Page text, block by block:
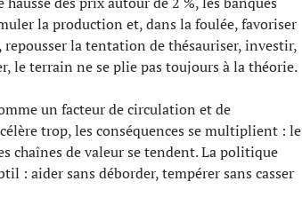
la production et, dans la foulée, favoriser
repousser la tentation de thésauriser, investir,
le terrain ne se plie pas toujours à la théorie.
un facteur de circulation et de
trop, les conséquences se multiplient : le
chaînes de valeur se tendent. La politique
: aider sans déborder, tempérer sans casser